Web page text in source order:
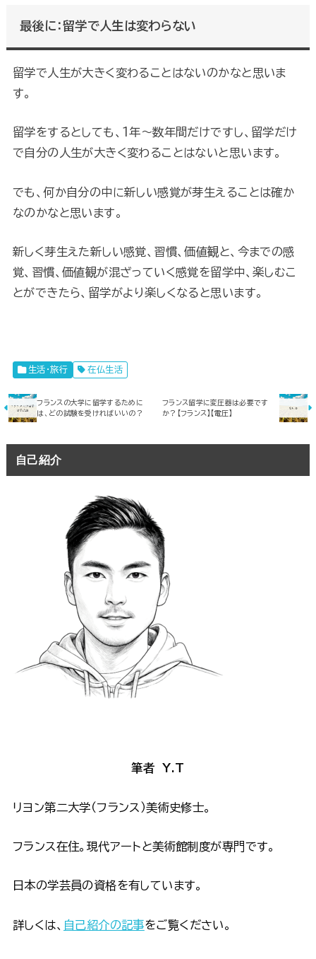
最後に：留学で人生は変わらない
留学で人生が大きく変わることはないのかなと思いま
す。
留学をするとしても、1年〜数年間だけですし、留学だけ
で自分の人生が大きく変わることはないと思います。
でも、何か自分の中に新しい感覚が芽生えることは確か
なのかなと思います。
新しく芽生えた新しい感覚、習慣、価値観と、今までの感
覚、習慣、価値観が混ざっていく感覚を留学中、楽しむこ
とができたら、留学がより楽しくなると思います。
生活・旅行 在仏生活
フランスの大学に留学するために
は、どの試験を受ければいいの？
フランス留学に変圧器は必要です
か？【フランス】【電圧】
自己紹介
筆者 Y.T
リヨン第二大学（フランス）美術史修士。
フランス在住。現代アートと美術館制度が専門です。
日本の学芸員の資格を有しています。
詳しくは、 自己紹介の記事をご覧ください。